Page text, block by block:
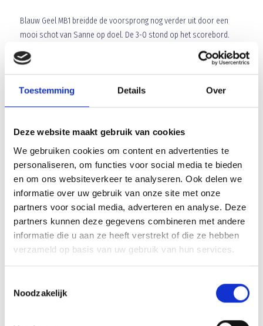
Toestemming Details Over
Deze website maakt gebruik van cookies
We gebruiken cookies om content en advertenties te
personaliseren, om functies voor social media te bieden
en om ons websiteverkeer te analyseren. Ook delen we
informatie over uw gebruik van onze site met onze
partners voor social media, adverteren en analyse. Deze
partners kunnen deze gegevens combineren met andere
informatie die u aan ze heeft verstrekt of die ze hebben
verzameld op basis van uw gebruik van hun services.
Noodzakelijk
Blauw Geel MB1 breidde de voorsprong nog verder uit door een
mooi schot van Sanne op doel. De 3-0 stond op het scorebord.
De wedstrijd verharde en de sfeer werd grimmiger, Jade liet zich niet
van de wijs brengen en sloeg kei hard terug door de 4-0 te maken.
Met deze drie punten op zak, is de eindstand van de competitie
bepaald.
MB1 eindigt op een mooie derde plek in de competitie.
Array
Facebook
E11 KAMPIOEN. ME 2 KAMPIOEN.